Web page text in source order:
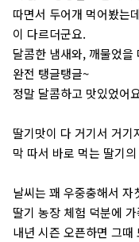
따면서 두어개 먹어봤는
이 다르더군요.
달콤한 냄새와, 깨물었
완전 탱글탱글~
정말 달콤하고 맛있었어
딸기맛이 다 거기서 거기
막 따서 바로 먹는 딸기
날씨는 꽤 우중충해서
딸기 농장 체험 덕분에
내년 시즌 오픈하면 그